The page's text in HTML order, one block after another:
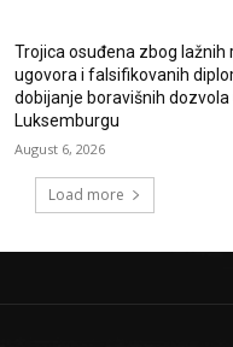
Trojica osuđena zbog lažnih
ugovora i falsifikovanih
dobijanje boravišnih dozvola
Luksemburgu
August 6, 2026
Load more